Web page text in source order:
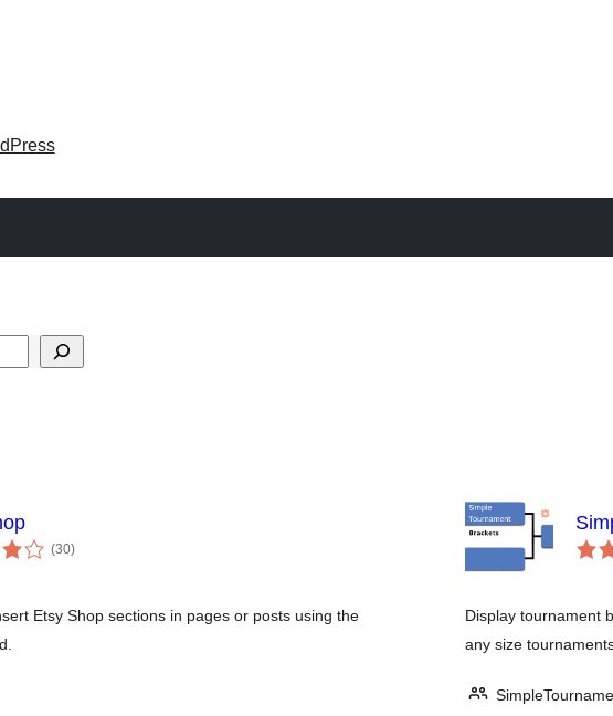
(30总
评)
Etsy Shop sections in pages or posts using the
Display tournament
any size